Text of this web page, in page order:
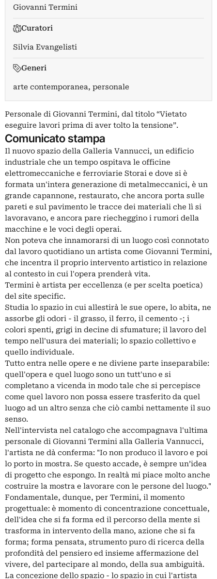
Giovanni Termini
Curatori
Silvia Evangelisti
Generi
arte contemporanea, personale
Personale di Giovanni Termini, dal titolo “Vietato
eseguire lavori prima di aver tolto la tensione”.
Comunicato stampa
Il nuovo spazio della Galleria Vannucci, un edificio
industriale che un tempo ospitava le officine
elettromeccaniche e ferroviarie Storai e dove si è
formata un'intera generazione di metalmeccanici, è un
grande capannone, restaurato, che ancora porta sulle
pareti e sul pavimento le tracce dei materiali che lì si
lavoravano, e ancora pare riecheggino i rumori della
macchine e le voci degli operai.
Non poteva che innamorarsi di un luogo così connotato
dal lavoro quotidiano un artista come Giovanni Termini,
che incentra il proprio intervento artistico in relazione
al contesto in cui l'opera prenderà vita.
Termini è artista per eccellenza (e per scelta poetica)
del site specific.
Studia lo spazio in cui allestirà le sue opere, lo abita, ne
assorbe gli odori - il grasso, il ferro, il cemento -; i
colori spenti, grigi in decine di sfumature; il lavoro del
tempo nell'usura dei materiali; lo spazio collettivo e
quello individuale.
Tutto entra nelle opere e ne diviene parte inseparabile:
quell'opera e quel luogo sono un tutt'uno e si
completano a vicenda in modo tale che si percepisce
come quel lavoro non possa essere trasferito da quel
luogo ad un altro senza che ciò cambi nettamente il suo
senso.
Nell'intervista nel catalogo che accompagnava l'ultima
personale di Giovanni Termini alla Galleria Vannucci,
l'artista ne dà conferma: "Io non produco il lavoro e poi
lo porto in mostra. Se questo accade, è sempre un’idea
di progetto che espongo. In realtà mi piace molto anche
costruire la mostra e lavorare con le persone del luogo."
Fondamentale, dunque, per Termini, il momento
progettuale: è momento di concentrazione concettuale,
dell'idea che si fa forma ed il percorso della mente si
trasforma in intervento della mano, azione che si fa
forma; forma pensata, strumento puro di ricerca della
profondità del pensiero ed insieme affermazione del
vivere, del partecipare al mondo, della sua ambiguità.
La concezione dello spazio - lo spazio in cui l'artista